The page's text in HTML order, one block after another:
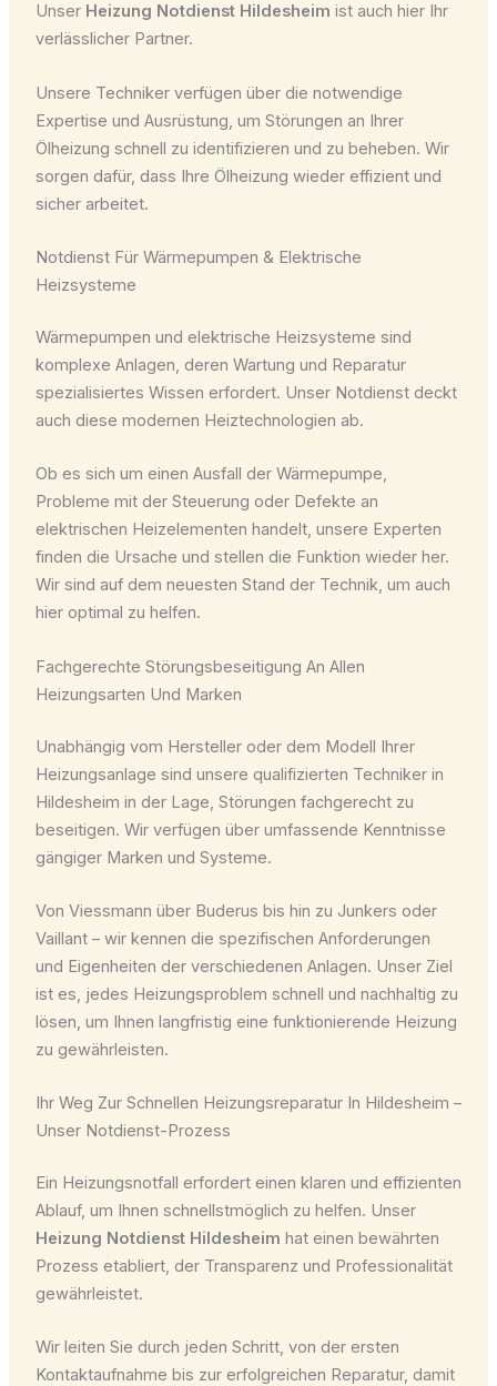
Unser Heizung Notdienst Hildesheim ist auch hier Ihr
verlässlicher Partner.
Unsere Techniker verfügen über die notwendige
Expertise und Ausrüstung, um Störungen an Ihrer
Ölheizung schnell zu identifizieren und zu beheben. Wir
sorgen dafür, dass Ihre Ölheizung wieder effizient und
sicher arbeitet.
Notdienst Für Wärmepumpen & Elektrische
Heizsysteme
Wärmepumpen und elektrische Heizsysteme sind
komplexe Anlagen, deren Wartung und Reparatur
spezialisiertes Wissen erfordert. Unser Notdienst deckt
auch diese modernen Heiztechnologien ab.
Ob es sich um einen Ausfall der Wärmepumpe,
Probleme mit der Steuerung oder Defekte an
elektrischen Heizelementen handelt, unsere Experten
finden die Ursache und stellen die Funktion wieder her.
Wir sind auf dem neuesten Stand der Technik, um auch
hier optimal zu helfen.
Fachgerechte Störungsbeseitigung An Allen
Heizungsarten Und Marken
Unabhängig vom Hersteller oder dem Modell Ihrer
Heizungsanlage sind unsere qualifizierten Techniker in
Hildesheim in der Lage, Störungen fachgerecht zu
beseitigen. Wir verfügen über umfassende Kenntnisse
gängiger Marken und Systeme.
Von Viessmann über Buderus bis hin zu Junkers oder
Vaillant – wir kennen die spezifischen Anforderungen
und Eigenheiten der verschiedenen Anlagen. Unser Ziel
ist es, jedes Heizungsproblem schnell und nachhaltig zu
lösen, um Ihnen langfristig eine funktionierende Heizung
zu gewährleisten.
Ihr Weg Zur Schnellen Heizungsreparatur In Hildesheim –
Unser Notdienst-Prozess
Ein Heizungsnotfall erfordert einen klaren und effizienten
Ablauf, um Ihnen schnellstmöglich zu helfen. Unser
Heizung Notdienst Hildesheim hat einen bewährten
Prozess etabliert, der Transparenz und Professionalität
gewährleistet.
Wir leiten Sie durch jeden Schritt, von der ersten
Kontaktaufnahme bis zur erfolgreichen Reparatur, damit